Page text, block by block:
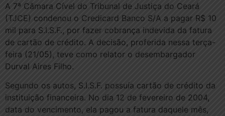
A 7ª Câmara Cível do Tribunal de Justiça do Ceará
(TJCE) condenou o Credicard Banco S/A a pagar R$ 10
mil para S.I.S.F., por fazer cobrança indevida da fatura
de cartão de crédito. A decisão, proferida nessa terça-
feira (21/05), teve como relator o desembargador
Durval Aires Filho.
Segundo os autos, S.I.S.F. possuía cartão de crédito da
instituição financeira. No dia 12 de fevereiro de 2004,
data do vencimento, ela pagou a fatura daquele mês,